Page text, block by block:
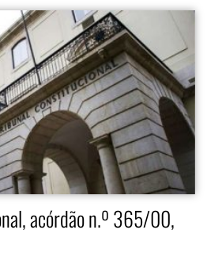
acórdão n.º 365/00,